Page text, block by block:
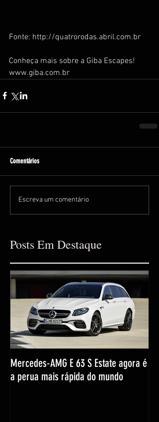
Fonte: http://quatrorodas.abril.com.br
Conheça mais sobre a Giba Escapes!
www.giba.com.br
Comentários
Escreva um comentário
Posts Em Destaque
Mercedes-AMG E 63 S Estate agora é
a perua mais rápida do mundo